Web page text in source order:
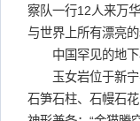
察队一行12人来万
与世界上所有漂亮的
中国罕见的地下
玉女岩位于新宁
石笋石柱、石幔石花